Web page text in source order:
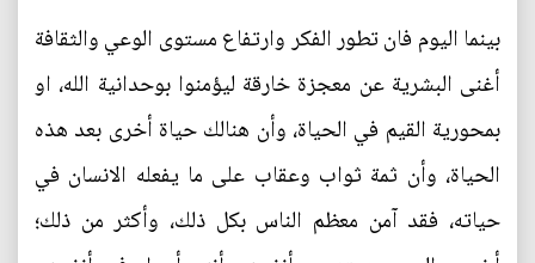
بينما اليوم فان تطور الفكر وارتفاع مستوى الوعي والثقافة
أغنى البشرية عن معجزة خارقة ليؤمنوا بوحدانية الله، او
بمحورية القيم في الحياة، وأن هنالك حياة أخرى بعد هذه
الحياة، وأن ثمة ثواب وعقاب على ما يفعله الانسان في
حياته، فقد آمن معظم الناس بكل ذلك، وأكثر من ذلك؛